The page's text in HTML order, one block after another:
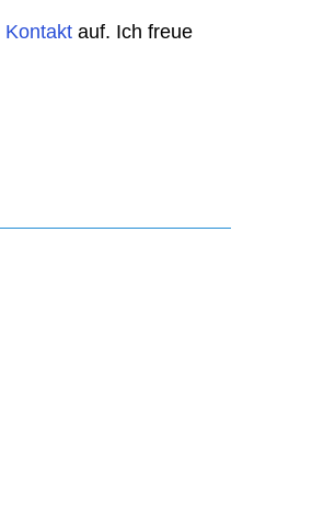
Kontakt auf. Ich freue